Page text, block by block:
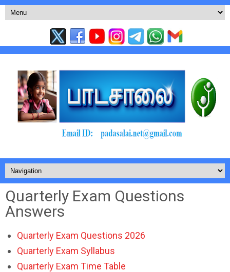
Quarterly Exam Questions
Answers
Quarterly Exam Questions 2026
Quarterly Exam Syllabus
Quarterly Exam Time Table